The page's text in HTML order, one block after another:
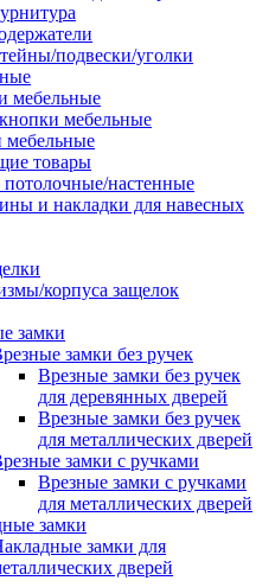
подвески/уголки
мебельные
мебельные
мебельные
товары
настенные
и накладки для навесных
корпуса защелок
замки
замки без ручек
Врезные замки без ручек
для деревянных дверей
Врезные замки без ручек
для металлических дверей
замки с ручками
Врезные замки с ручками
для металлических дверей
замки
замки для
дверей